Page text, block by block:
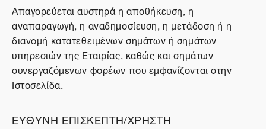
Απαγορεύεται αυστηρά η αποθήκευση, η
αναπαραγωγή, η αναδημοσίευση, η μετάδοση ή η
διανομή κατατεθειμένων σημάτων ή σημάτων
υπηρεσιών της Εταιρίας, καθώς και σημάτων
συνεργαζόμενων φορέων που εμφανίζονται στην
Ιστοσελίδα.
ΕΥΘΥΝΗ ΕΠΙΣΚΕΠΤΗ/ΧΡΗΣΤΗ